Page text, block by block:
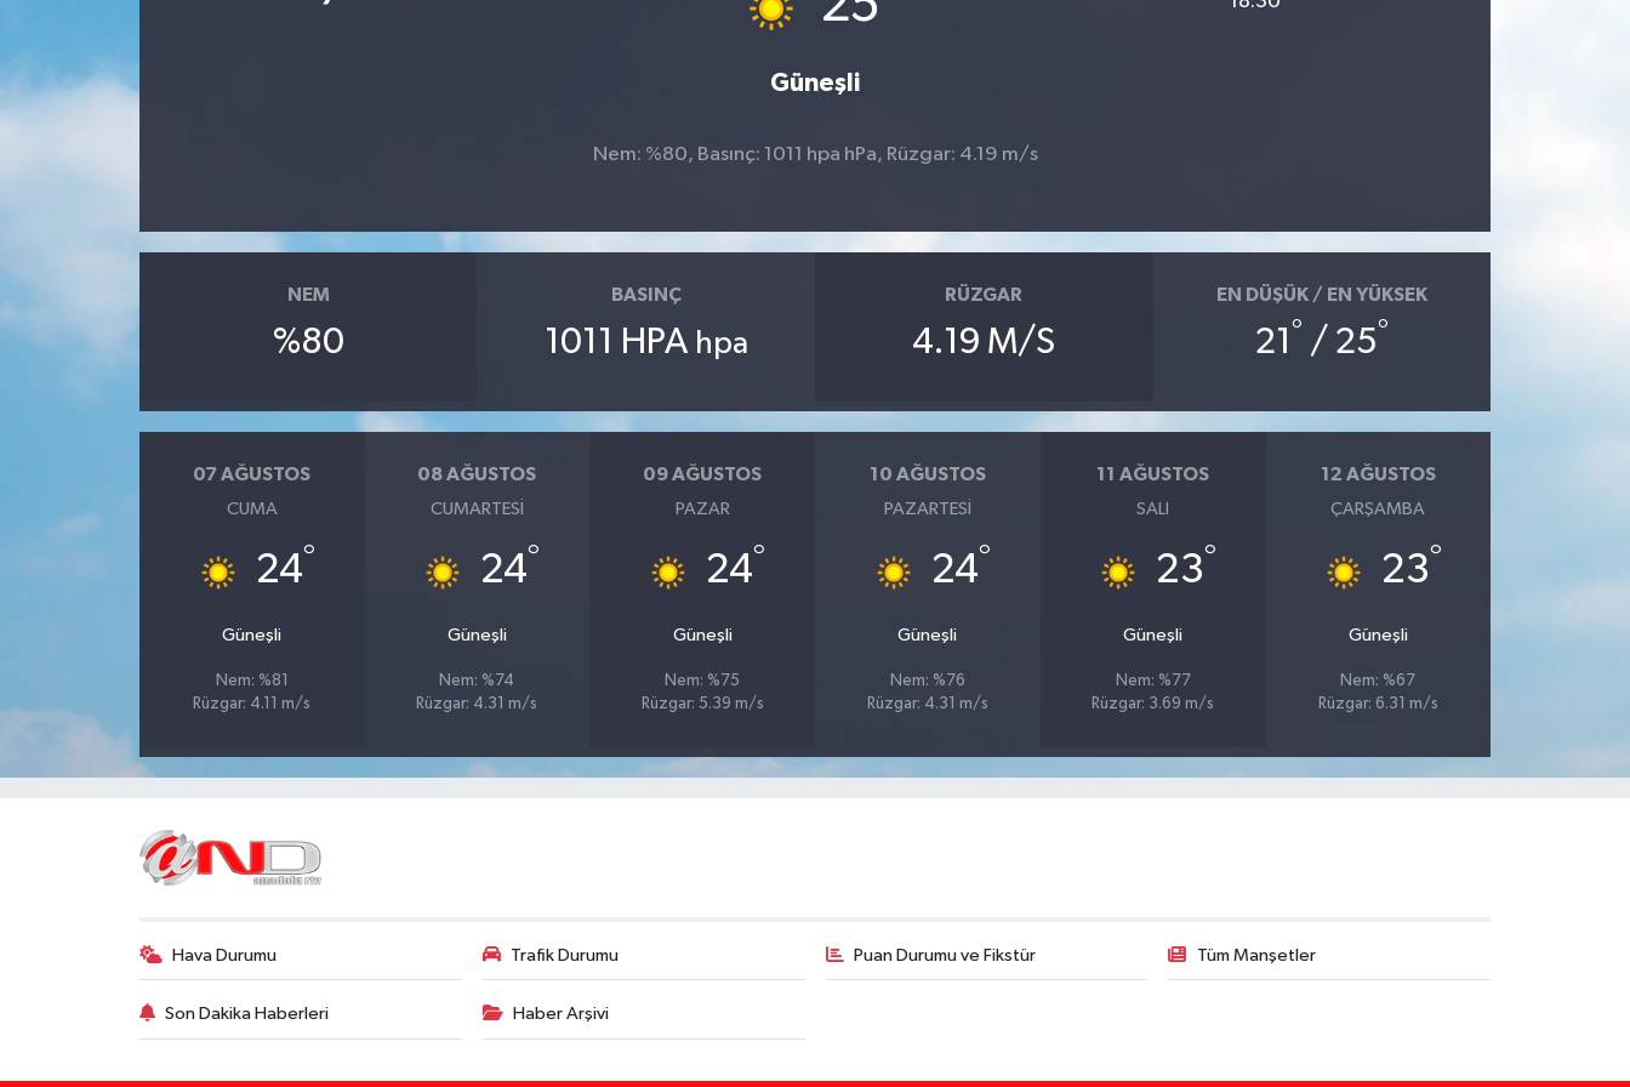
Güneşli
Nem: %80, Basınç: 1011 hpa hPa, Rüzgar: 4.19 m/s
NEM
%80
BASINÇ
1011 HPA hpa
RÜZGAR
4.19 M/S
EN DÜŞÜK / EN YÜKSEK
21° / 25°
07 AĞUSTOS
CUMA
24°
Güneşli
Nem: %81
Rüzgar: 4.11 m/s
08 AĞUSTOS
CUMARTESI
24°
Güneşli
Nem: %74
Rüzgar: 4.31 m/s
09 AĞUSTOS
PAZAR
24°
Güneşli
Nem: %75
Rüzgar: 5.39 m/s
10 AĞUSTOS
PAZARTESI
24°
Güneşli
Nem: %76
Rüzgar: 4.31 m/s
11 AĞUSTOS
SALI
23°
Güneşli
Nem: %77
Rüzgar: 3.69 m/s
12 AĞUSTOS
ÇARŞAMBA
23°
Güneşli
Nem: %67
Rüzgar: 6.31 m/s
Hava Durumu Trafik Durumu Puan Durumu ve Fikstür Tüm Manşetler
Son Dakika Haberleri Haber Arşivi
Teknoloji
Yeme & İçme